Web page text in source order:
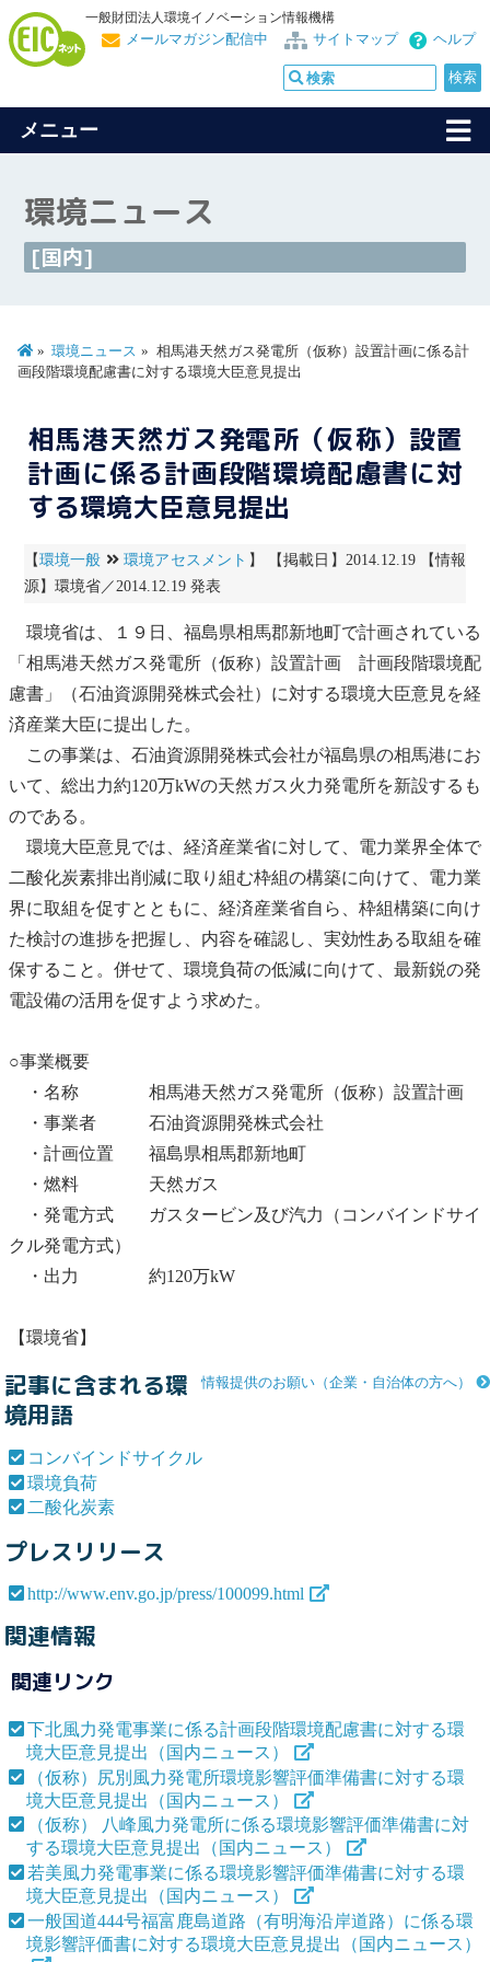
一般財団法人環境イノベーション情報機構
ヘルプ
サイトマップ
メールマガジン配信中
メニュー
環境ニュース
[国内]
環境ニュース
相馬港天然ガス発電所（仮称）設置計画に係る計
画段階環境配慮書に対する環境大臣意見提出
相馬港天然ガス発電所（仮称）設置
計画に係る計画段階環境配慮書に対
する環境大臣意見提出
【環境一般 環境アセスメント 】 【掲載日】2014.12.19 【情報
源】環境省／2014.12.19 発表
環境省は、１９日、福島県相馬郡新地町で計画されている
「相馬港天然ガス発電所（仮称）設置計画 計画段階環境配
慮書」（石油資源開発株式会社）に対する環境大臣意見を経
済産業大臣に提出した。
この事業は、石油資源開発株式会社が福島県の相馬港にお
いて、総出力約120万kWの天然ガス火力発電所を新設するも
のである。
環境大臣意見では、経済産業省に対して、電力業界全体で
二酸化炭素排出削減に取り組む枠組の構築に向けて、電力業
界に取組を促すとともに、経済産業省自ら、枠組構築に向け
た検討の進捗を把握し、内容を確認し、実効性ある取組を確
保すること。併せて、 環境負荷の低減に向けて、最新鋭の発
電設備の活用を促すよう求めた。
○事業概要
・名称 相馬港天然ガス発電所（仮称）設置計画
・事業者 石油資源開発株式会社
・計画位置 福島県相馬郡新地町
・燃料 天然ガス
・発電方式 ガスタービン及び汽力（ コンバインドサイ
クル発電方式）
・出力 約120万kW
【環境省】
情報提供のお願い（企業・自治体の方へ）
記事に含まれる環
境用語
コンバインドサイクル
環境負荷
二酸化炭素
プレスリリース
http://www.env.go.jp/press/100099.html
関連情報
関連リンク
下北風力発電事業に係る計画段階環境配慮書に対する環
境大臣意見提出（国内ニュース）
（仮称）尻別風力発電所環境影響評価準備書に対する環
境大臣意見提出（国内ニュース）
（仮称） 八峰風力発電所に係る環境影響評価準備書に対
する環境大臣意見提出（国内ニュース）
若美風力発電事業に係る環境影響評価準備書に対する環
境大臣意見提出（国内ニュース）
一般国道444号福富鹿島道路（有明海沿岸道路）に係る環
境影響評価書に対する環境大臣意見提出（国内ニュース）